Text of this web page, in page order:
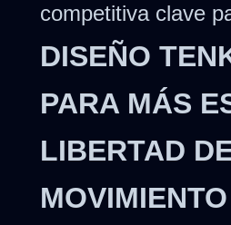
competitiva clave
DISEÑO
PARA MÁS
LIBERTAD
MOVIMIENTO